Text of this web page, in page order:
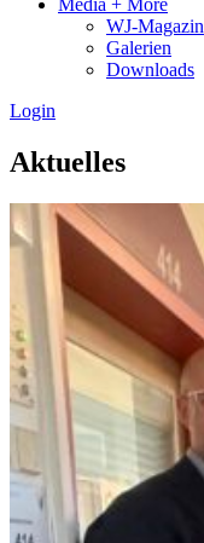
Media + More
WJ-Magazin
Galerien
Downloads
Login
Aktuelles